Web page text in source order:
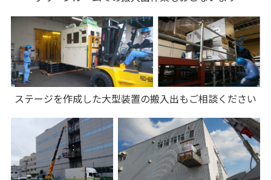
ステージを作成した大型装置の搬入出もご相談ください